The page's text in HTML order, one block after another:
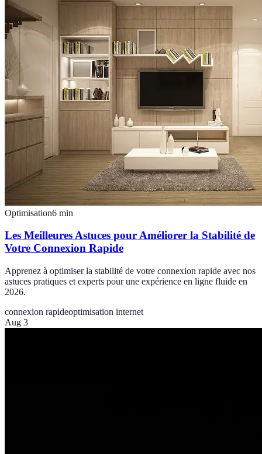
Optimisation6 min
Les Meilleures Astuces pour Améliorer la Stabilité de
Votre Connexion Rapide
Apprenez à optimiser la stabilité de votre connexion rapide avec nos
astuces pratiques et experts pour une expérience en ligne fluide en
2026.
connexion rapideoptimisation internet
Aug 3